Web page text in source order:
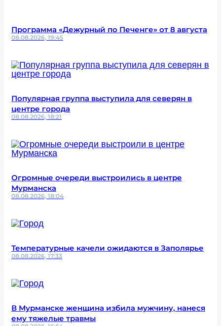
Программа «Дежурный по Печенге» от 8 августа
08.08.2026, 19:45
Популярная группа выступила для северян в
центре города
08.08.2026, 18:21
Огромные очереди выстроились в центре
Мурманска
08.08.2026, 18:04
Температурные качели ожидаются в Заполярье
08.08.2026, 17:33
В Мурманске женщина избила мужчину, нанеся
ему тяжелые травмы